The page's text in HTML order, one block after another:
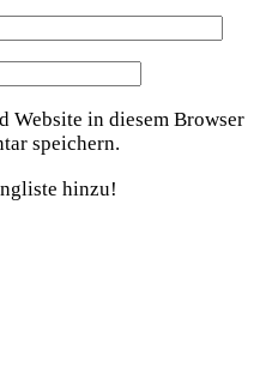
Website in diesem Browser
speichern.
hinzu!